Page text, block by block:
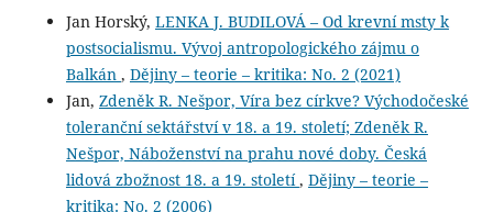
Jan Horský, LENKA J. BUDILOVÁ – Od krevní msty k
postsocialismu. Vývoj antropologického zájmu o
Balkán , Dějiny – teorie – kritika: No. 2 (2021)
Jan, Zdeněk R. Nešpor, Víra bez církve? Východočeské
toleranční sektářství v 18. a 19. století; Zdeněk R.
Nešpor, Náboženství na prahu nové doby. Česká
lidová zbožnost 18. a 19. století, Dějiny – teorie –
kritika: No. 2 (2006)